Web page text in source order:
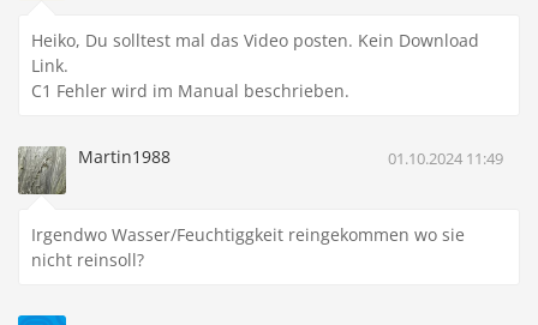
Heiko, Du solltest mal das Video posten. Kein Download
Link.
C1 Fehler wird im Manual beschrieben.
Martin1988 01.10.2024 11:49
Irgendwo Wasser/Feuchtiggkeit reingekommen wo sie
nicht reinsoll?